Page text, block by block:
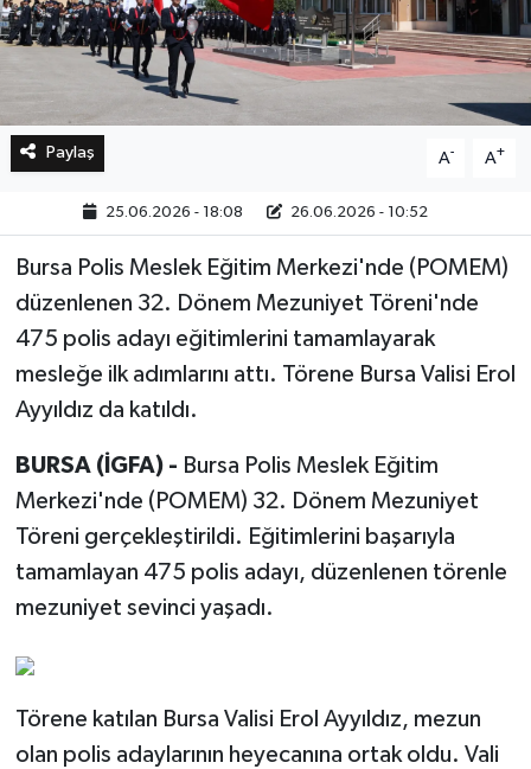
Paylaş A- A+
25.06.2026 - 18:08 26.06.2026 - 10:52
Bursa Polis Meslek Eğitim Merkezi'nde (POMEM)
düzenlenen 32. Dönem Mezuniyet Töreni'nde
475 polis adayı eğitimlerini tamamlayarak
mesleğe ilk adımlarını attı. Törene Bursa Valisi Erol
Ayyıldız da katıldı.
BURSA (İGFA) - Bursa Polis Meslek Eğitim
Merkezi'nde (POMEM) 32. Dönem Mezuniyet
Töreni gerçekleştirildi. Eğitimlerini başarıyla
tamamlayan 475 polis adayı, düzenlenen törenle
mezuniyet sevinci yaşadı.
Törene katılan Bursa Valisi Erol Ayyıldız, mezun
olan polis adaylarının heyecanına ortak oldu. Vali